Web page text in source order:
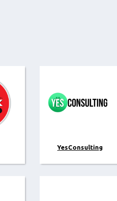
YesConsulting